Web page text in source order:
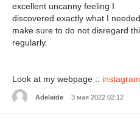
excellent uncanny feeling I
discovered exactly what I
make sure to do not disregard
regularly.
Look at my webpage ::
Adelaide 3 мая 2022 02:12